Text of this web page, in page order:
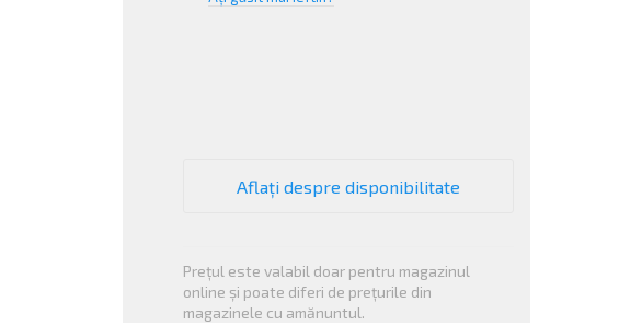
Aflați despre disponibilitate
Prețul este valabil doar pentru magazinul
online și poate diferi de prețurile din
magazinele cu amănuntul.